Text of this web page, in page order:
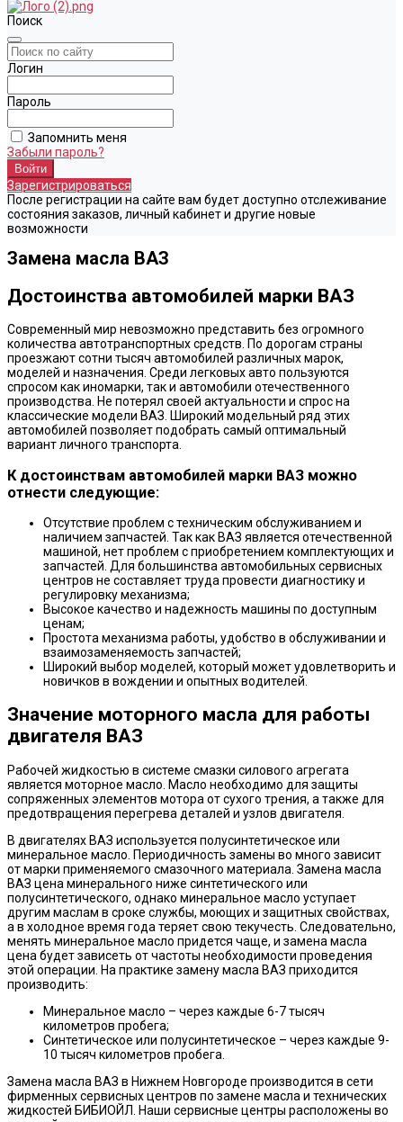
Поиск
Логин
Пароль
Запомнить меня
Забыли пароль?
Зарегистрироваться
После регистрации на сайте вам будет доступно отслеживание
состояния заказов, личный кабинет и другие новые
возможности
Замена масла ВАЗ
Достоинства автомобилей марки ВАЗ
Современный мир невозможно представить без огромного
количества автотранспортных средств. По дорогам страны
проезжают сотни тысяч автомобилей различных марок,
моделей и назначения. Среди легковых авто пользуются
спросом как иномарки, так и автомобили отечественного
производства. Не потерял своей актуальности и спрос на
классические модели ВАЗ. Широкий модельный ряд этих
автомобилей позволяет подобрать самый оптимальный
вариант личного транспорта.
К достоинствам автомобилей марки ВАЗ можно
отнести следующие:
Отсутствие проблем с техническим обслуживанием и
наличием запчастей. Так как ВАЗ является отечественной
машиной, нет проблем с приобретением комплектующих и
запчастей. Для большинства автомобильных сервисных
центров не составляет труда провести диагностику и
регулировку механизма;
Высокое качество и надежность машины по доступным
ценам;
Простота механизма работы, удобство в обслуживании и
взаимозаменяемость запчастей;
Широкий выбор моделей, который может удовлетворить и
новичков в вождении и опытных водителей.
Значение моторного масла для работы
двигателя ВАЗ
Рабочей жидкостью в системе смазки силового агрегата
является моторное масло. Масло необходимо для защиты
сопряженных элементов мотора от сухого трения, а также для
предотвращения перегрева деталей и узлов двигателя.
В двигателях ВАЗ используется полусинтетическое или
минеральное масло. Периодичность замены во много зависит
от марки применяемого смазочного материала. Замена масла
ВАЗ цена минерального ниже синтетического или
полусинтетического, однако минеральное масло уступает
другим маслам в сроке службы, моющих и защитных свойствах,
а в холодное время года теряет свою текучесть. Следовательно,
менять минеральное масло придется чаще, и замена масла
цена будет зависеть от частоты необходимости проведения
этой операции. На практике замену масла ВАЗ приходится
производить:
Минеральное масло – через каждые 6-7 тысяч
километров пробега;
Синтетическое или полусинтетическое – через каждые 9-
10 тысяч километров пробега.
Замена масла ВАЗ в Нижнем Новгороде производится в сети
фирменных сервисных центров по замене масла и технических
жидкостей БИБИОЙЛ. Наши сервисные центры расположены во